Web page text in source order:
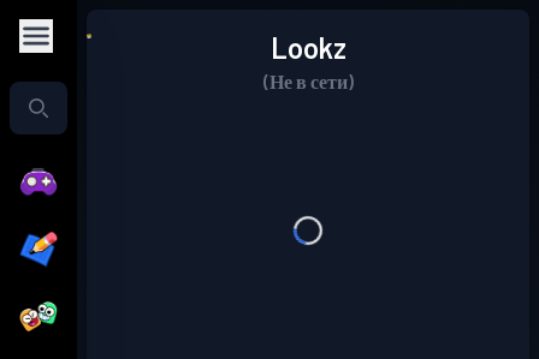
Lookz
(Не в сети)